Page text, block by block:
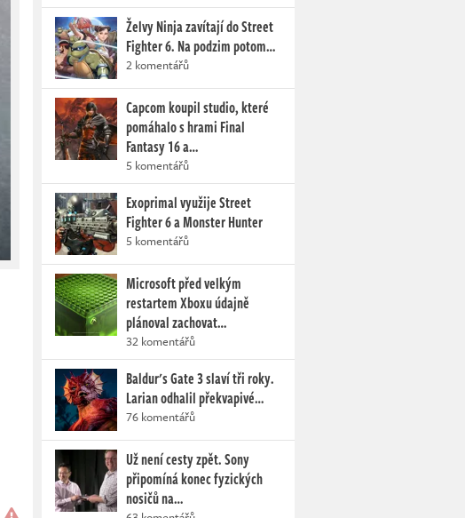
Želvy Ninja zavítají do Street
Fighter 6. Na podzim potom…
2 komentářů
Capcom koupil studio, které
pomáhalo s hrami Final
Fantasy 16 a…
5 komentářů
Exoprimal využije Street
Fighter 6 a Monster Hunter
5 komentářů
Microsoft před velkým
restartem Xboxu údajně
plánoval zachovat…
32 komentářů
Baldur's Gate 3 slaví tři roky.
Larian odhalil překvapivé…
76 komentářů
Už není cesty zpět. Sony
připomíná konec fyzických
nosičů na…